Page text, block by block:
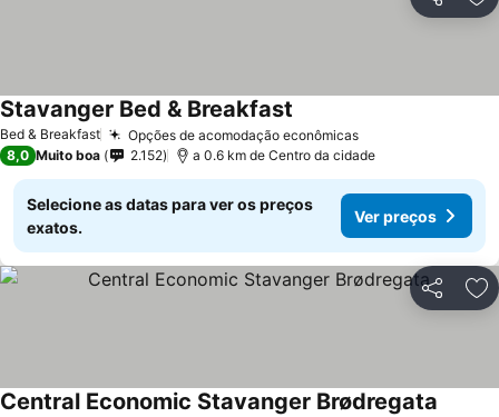
Partilhar
Bed & Breakfast Opções de acomodação econômicas
Stavanger Bed & Breakfast
8,0 Muito boa 2.152 a 0.6 km de Centro da cidade
Selecione as datas para ver os preços
exatos.
Ver preços
Partilhar
Central Economic Stavanger Brødregata